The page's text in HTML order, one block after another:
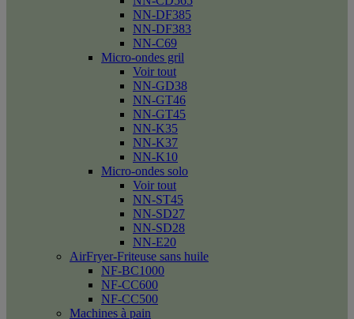
NN-DF385
NN-DF383
NN-C69
Micro-ondes gril
Voir tout
NN-GD38
NN-GT46
NN-GT45
NN-K35
NN-K37
NN-K10
Micro-ondes solo
Voir tout
NN-ST45
NN-SD27
NN-SD28
NN-E20
AirFryer-Friteuse sans huile
NF-BC1000
NF-CC600
NF-CC500
Machines à pain